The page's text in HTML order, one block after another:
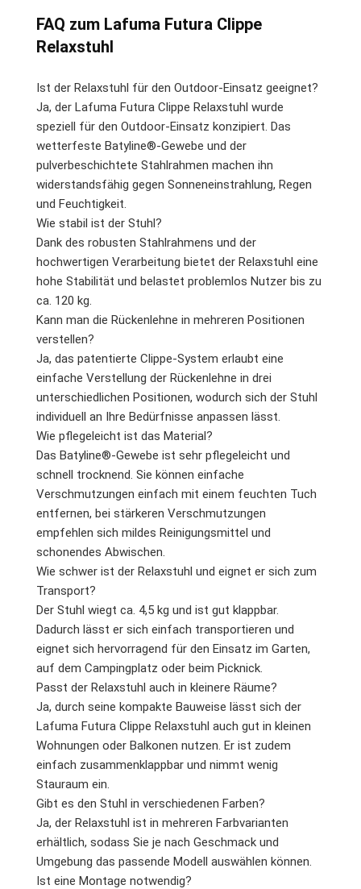
FAQ zum Lafuma Futura Clippe
Relaxstuhl
Ist der Relaxstuhl für den Outdoor-Einsatz geeignet?
Ja, der Lafuma Futura Clippe Relaxstuhl wurde
speziell für den Outdoor-Einsatz konzipiert. Das
wetterfeste Batyline®-Gewebe und der
pulverbeschichtete Stahlrahmen machen ihn
widerstandsfähig gegen Sonneneinstrahlung, Regen
und Feuchtigkeit.
Wie stabil ist der Stuhl?
Dank des robusten Stahlrahmens und der
hochwertigen Verarbeitung bietet der Relaxstuhl eine
hohe Stabilität und belastet problemlos Nutzer bis zu
ca. 120 kg.
Kann man die Rückenlehne in mehreren Positionen
verstellen?
Ja, das patentierte Clippe-System erlaubt eine
einfache Verstellung der Rückenlehne in drei
unterschiedlichen Positionen, wodurch sich der Stuhl
individuell an Ihre Bedürfnisse anpassen lässt.
Wie pflegeleicht ist das Material?
Das Batyline®-Gewebe ist sehr pflegeleicht und
schnell trocknend. Sie können einfache
Verschmutzungen einfach mit einem feuchten Tuch
entfernen, bei stärkeren Verschmutzungen
empfehlen sich mildes Reinigungsmittel und
schonendes Abwischen.
Wie schwer ist der Relaxstuhl und eignet er sich zum
Transport?
Der Stuhl wiegt ca. 4,5 kg und ist gut klappbar.
Dadurch lässt er sich einfach transportieren und
eignet sich hervorragend für den Einsatz im Garten,
auf dem Campingplatz oder beim Picknick.
Passt der Relaxstuhl auch in kleinere Räume?
Ja, durch seine kompakte Bauweise lässt sich der
Lafuma Futura Clippe Relaxstuhl auch gut in kleinen
Wohnungen oder Balkonen nutzen. Er ist zudem
einfach zusammenklappbar und nimmt wenig
Stauraum ein.
Gibt es den Stuhl in verschiedenen Farben?
Ja, der Relaxstuhl ist in mehreren Farbvarianten
erhältlich, sodass Sie je nach Geschmack und
Umgebung das passende Modell auswählen können.
Ist eine Montage notwendig?